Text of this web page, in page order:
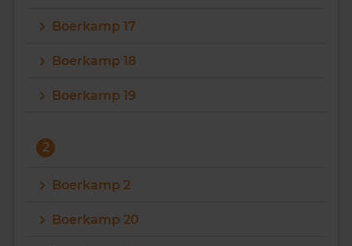
Boerkamp 17
Boerkamp 18
Boerkamp 19
2
Boerkamp 2
Boerkamp 20